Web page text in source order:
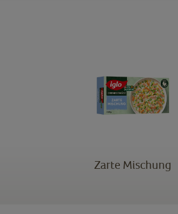
Zarte Mischung